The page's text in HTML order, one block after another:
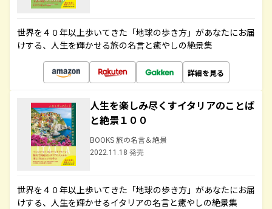
世界を４０年以上歩いてきた「地球の歩き方」があなたにお届
けする、人生を輝かせる旅の名言と癒やしの絶景集
詳細を見る
人生を楽しみ尽くすイタリアのことば
と絶景１００
BOOKS 旅の名言＆絶景
2022.11.18 発売
世界を４０年以上歩いてきた「地球の歩き方」があなたにお届
けする、人生を輝かせるイタリアの名言と癒やしの絶景集